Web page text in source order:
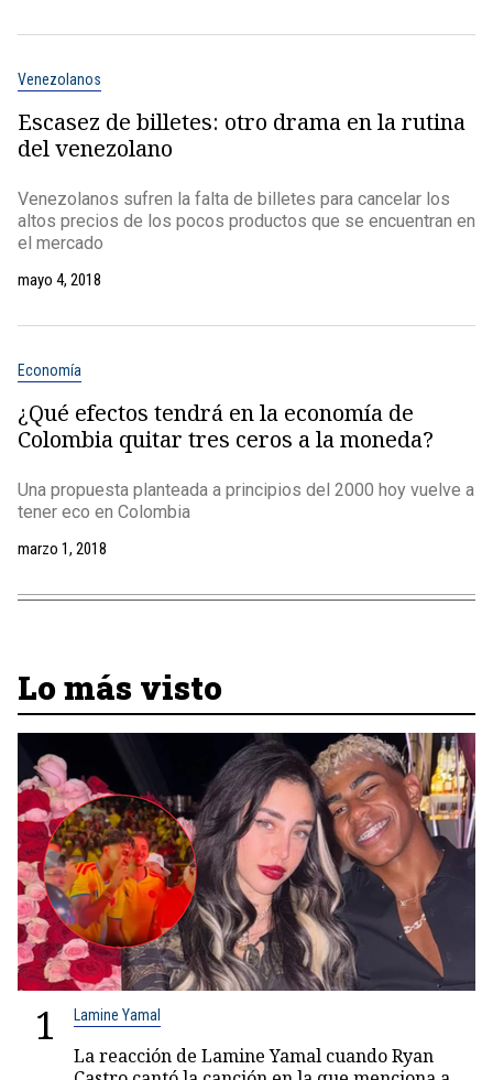
Venezolanos
Escasez de billetes: otro drama en la rutina
del venezolano
Venezolanos sufren la falta de billetes para cancelar los
altos precios de los pocos productos que se encuentran en
el mercado
mayo 4, 2018
Economía
¿Qué efectos tendrá en la economía de
Colombia quitar tres ceros a la moneda?
Una propuesta planteada a principios del 2000 hoy vuelve a
tener eco en Colombia
marzo 1, 2018
Lo más visto
1 Lamine Yamal
La reacción de Lamine Yamal cuando Ryan